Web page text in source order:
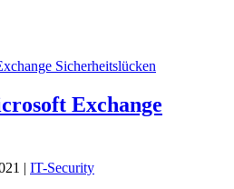
Exchange
| IT-Security